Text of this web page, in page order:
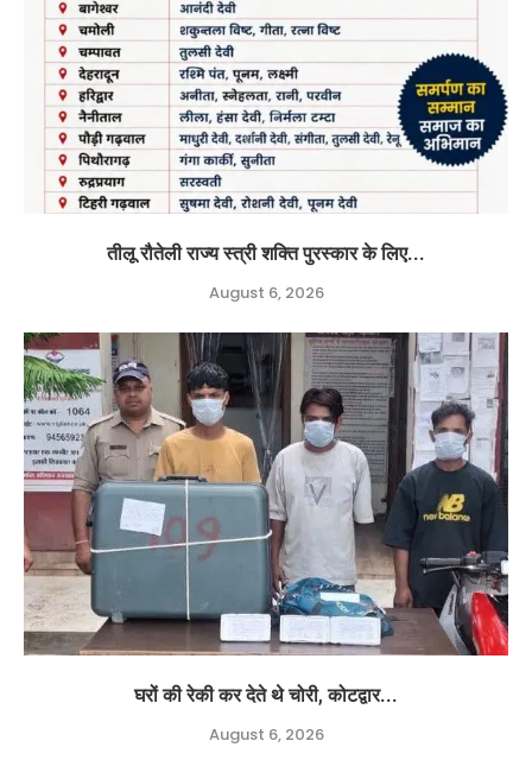
तीलू रौतेली राज्य स्त्री शक्ति पुरस्कार के लिए...
August 6, 2026
घरों की रेकी कर देते थे चोरी, कोटद्वार...
August 6, 2026